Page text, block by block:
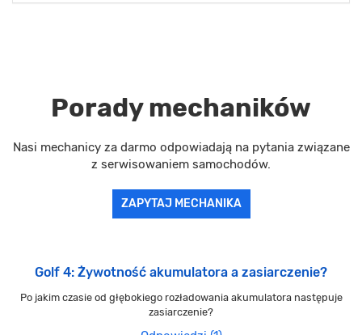
Porady mechaników
Nasi mechanicy za darmo odpowiadają na pytania związane
z serwisowaniem samochodów.
ZAPYTAJ MECHANIKA
Golf 4: Żywotność akumulatora a zasiarczenie?
Po jakim czasie od głębokiego rozładowania akumulatora następuje
zasiarczenie?